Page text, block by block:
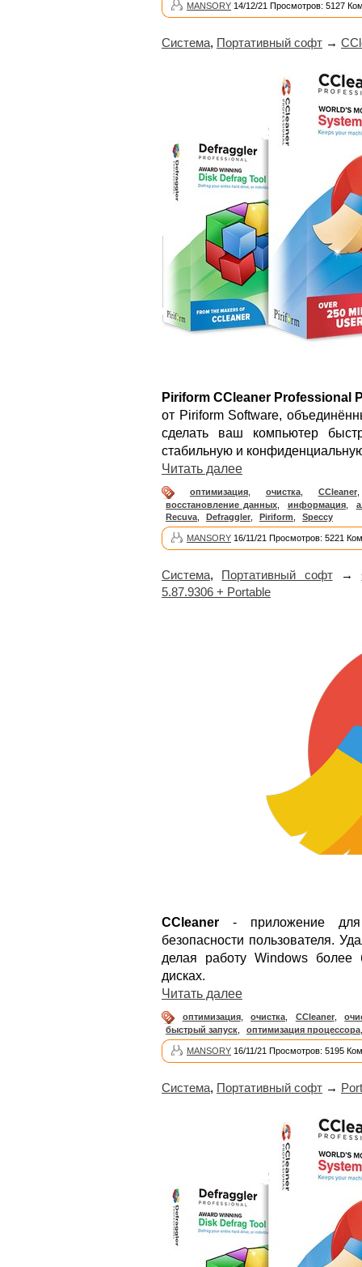
MANSORY 14/12/21 Просмотров: 5127
Система, Портативный софт →
Piriform CCleaner Professional
от Piriform Software,
сделать ваш компьютер
стабильную и
Читать далее
оптимизация, очистка, CCleaner
восстановление данных, информация,
Recuva
Defraggler Piriform Speccy
MANSORY 16/11/21 Просмотров: 5221
Система, Портативный софт→
5.87.9306 + Portable
CCleaner - приложение для
безопасности пользователя.
делая работу Windows
дисках.
Читать далее
оптимизация, очистка CCleaner,
быстрый запуск
оптимизация процессора
MANSORY 16/11/21 Просмотров: 5195
Система, Портативный софт →